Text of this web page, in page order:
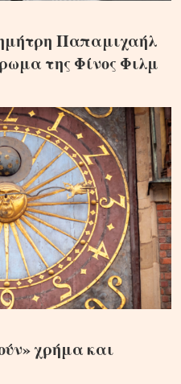
Παπαμιχαήλ
της Φίνος Φιλμ
χρήμα και